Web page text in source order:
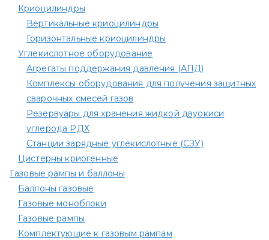
Криоцилиндры
Вертикальные криоцилиндры
Горизонтальные криоцилиндры
Углекислотное оборудование
Агрегаты поддержания давления (АПД)
Комплексы оборудования для получения защитных
сварочных смесей газов
Резервуары для хранения жидкой двуокиси
углерода РДХ
Станции зарядные углекислотные (СЗУ)
Цистерны криогенные
Газовые рампы и баллоны
Баллоны газовые
Газовые моноблоки
Газовые рампы
Комплектующие к газовым рампам​